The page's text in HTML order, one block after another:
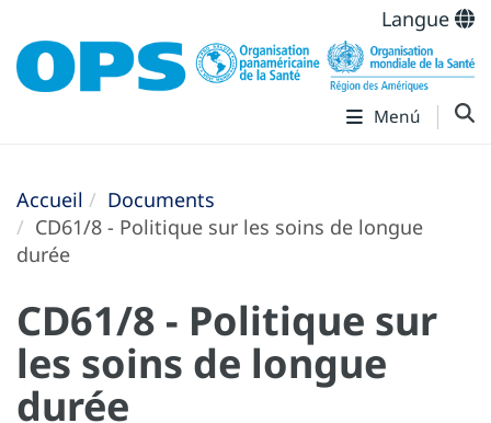
Langue
Menú
Accueil
Documents
CD61/8 - Politique sur les soins de longue
durée
CD61/8 - Politique sur
les soins de longue
durée